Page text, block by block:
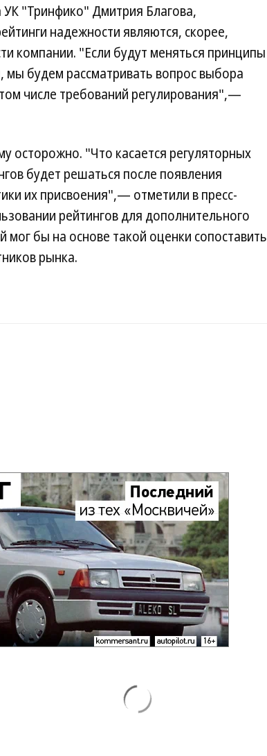
УК "Тринфико" Дмитрия Благова,
надежности являются, скорее,
компании. "Если будут меняться принципы
мы будем рассматривать вопрос выбора
числе требований регулирования",—
осторожно. "Что касается регуляторных
будет решаться после появления
их присвоения",— отметили в пресс-
рейтингов для дополнительного
бы на основе такой оценки сопоставить
рынка.